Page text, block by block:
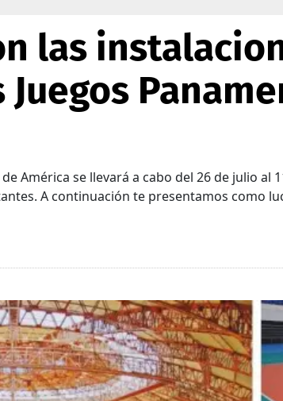
las
América se llevará a cabo del 26 de julio al
A continuación te presentamos como